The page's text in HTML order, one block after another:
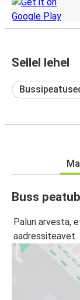
Sellel lehel
Buss
Palun arvesta,
aadressiteavet.